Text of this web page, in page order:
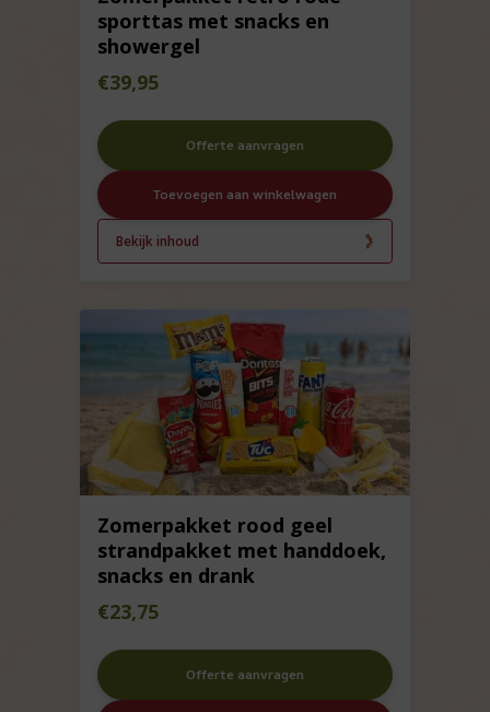
sporttas met snacks en
showergel
€39,95
Offerte aanvragen
Toevoegen aan winkelwagen
Bekijk inhoud
Zomerpakket rood geel
strandpakket met handdoek,
snacks en drank
€23,75
Offerte aanvragen